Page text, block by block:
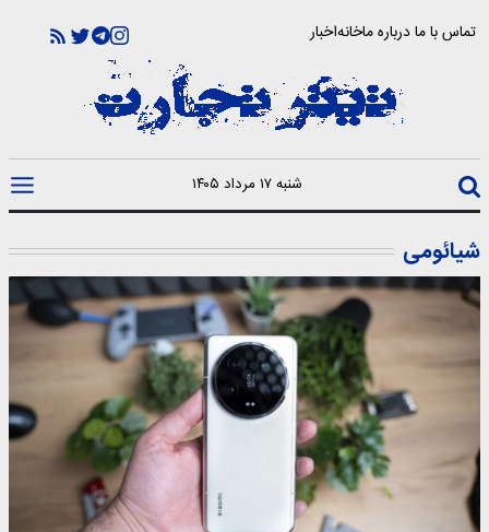
تماس با مادرباره ماخانهاخبار
شنبه ۱۷ مرداد ۱۴۰۵
شیائومی